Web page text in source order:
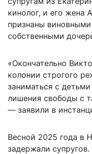
кинолог, и его жена
признаны
собственными
«Окончательно
колонии строгого
заниматься с
лишения свободы с
— заявили в
Весной 2025 года в
задержали